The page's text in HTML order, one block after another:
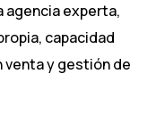
agencia experta,
capacidad
venta y gestión de